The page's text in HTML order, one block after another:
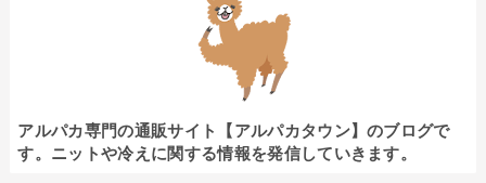
アルパカ専門の通販サイト【アルパカタウン】のブログで
す。ニットや冷えに関する情報を発信していきます。